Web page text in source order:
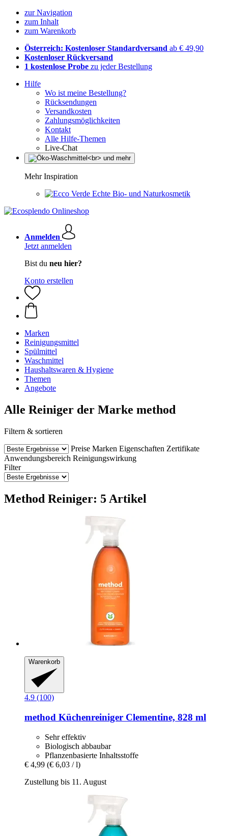
zur Navigation
zum Inhalt
zum Warenkorb
Österreich: Kostenloser Standardversand ab € 49,90
Kostenloser Rückversand
1 kostenlose Probe zu jeder Bestellung
Hilfe
Wo ist meine Bestellung?
Rücksendungen
Versandkosten
Zahlungsmöglichkeiten
Kontakt
Alle Hilfe-Themen
Live-Chat
Mehr Inspiration
Echte Bio- und Naturkosmetik
Anmelden
Jetzt anmelden
Bist du neu hier?
Konto erstellen
Marken
Reinigungsmittel
Spülmittel
Waschmittel
Haushaltswaren & Hygiene
Themen
Angebote
Alle Reiniger der Marke method
Filtern & sortieren
Preise Marken Eigenschaften Zertifikate
Anwendungsbereich Reinigungswirkung
Filter
Method Reiniger: 5 Artikel
Warenkorb
4.9 (100)
method Küchenreiniger Clementine, 828 ml
Sehr effektiv
Biologisch abbaubar
Pflanzenbasierte Inhaltsstoffe
€ 4,99 (€ 6,03 / l)
Zustellung bis 11. August